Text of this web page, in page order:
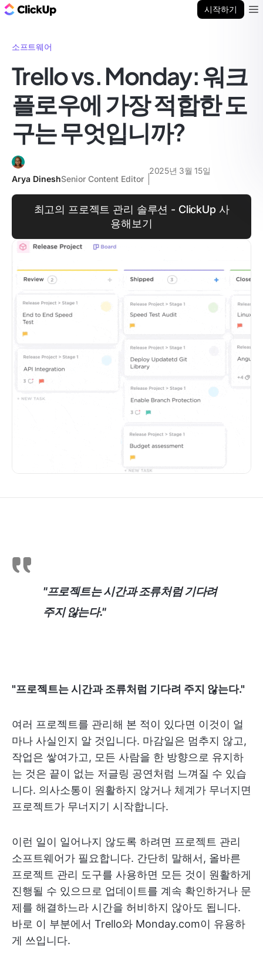
시작하기
소프트웨어
Trello vs. Monday: 워크
플로우에 가장 적합한 도
구는 무엇입니까?
Arya DineshSenior Content Editor
2025년 3월 15일
최고의 프로젝트 관리 솔루션 - ClickUp 사
용해보기
"프로젝트는 시간과 조류처럼 기다려
주지 않는다."
"프로젝트는 시간과 조류처럼 기다려 주지 않는다."
여러 프로젝트를 관리해 본 적이 있다면 이것이 얼
마나 사실인지 알 것입니다. 마감일은 멈추지 않고,
작업은 쌓여가고, 모든 사람을 한 방향으로 유지하
는 것은 끝이 없는 저글링 공연처럼 느껴질 수 있습
니다. 의사소통이 원활하지 않거나 체계가 무너지면
프로젝트가 무너지기 시작합니다.
이런 일이 일어나지 않도록 하려면 프로젝트 관리
소프트웨어가 필요합니다. 간단히 말해서, 올바른
프로젝트 관리 도구를 사용하면 모든 것이 원활하게
진행될 수 있으므로 업데이트를 계속 확인하거나 문
제를 해결하느라 시간을 허비하지 않아도 됩니다.
바로 이 부분에서 Trello와 Monday.com이 유용하
게 쓰입니다.